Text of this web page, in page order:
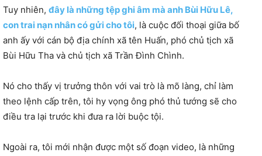
Tuy nhiên, đây là những tệp ghi âm mà anh Bùi Hữu Lê,
con trai nạn nhân có gửi cho tôi, là cuộc đối thoại giữa bố
anh ấy với cán bộ địa chính xã tên Huấn, phó chủ tịch xã
Bùi Hữu Tha và chủ tịch xã Trần Đình Chình.
Nó cho thấy vị trưởng thôn với vai trò là mõ làng, chỉ làm
theo lệnh cấp trên, tôi hy vọng ông phó thủ tướng sẽ cho
điều tra lại trước khi đưa ra lời buộc tội.
Ngoài ra, tôi mới nhận được một số đoạn video, là những